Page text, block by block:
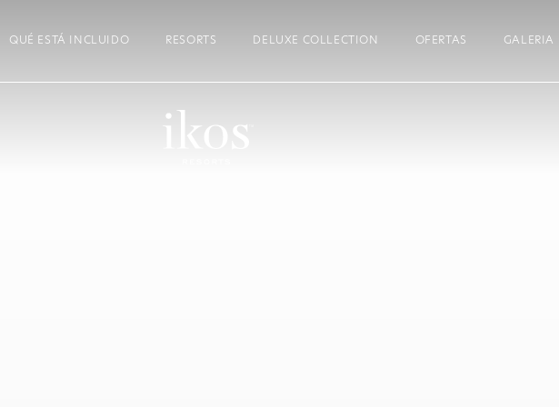
QUÉ ESTÁ INCLUIDO RESORTS DELUXE COLLECTION OFERTAS GALERIA